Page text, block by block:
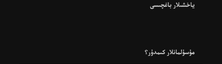
ياخشىلار باغچىسى
مۇسۇلمانلار كىمدۇر؟